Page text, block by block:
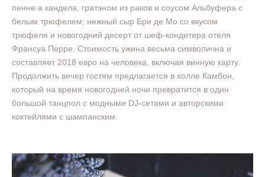
пенне а кандела, гратэном из раков и соусом Альбуфера с
белым трюфелем; нежный сыр Бри де Мо со вкусом
трюфеля и новогодний десерт от шеф-кондитера отеля
Франсуа Перре. Стоимость ужина весьма символична и
составляет 2018 евро на человека, включая винную карту.
Продолжить вечер гостям предлагается в холле Камбон,
который на время новогодней ночи превратится в один
большой танцпол с модными DJ-сетами и авторскими
коктейлями с шампанским.